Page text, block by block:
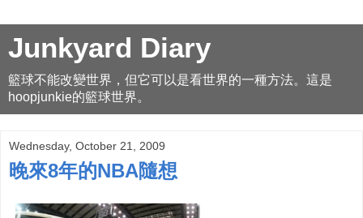
Junkyard Diary
籃球不能改變世界，但它可以是看世界的一種方法。這是
hoopjunkie的籃球世界。
Wednesday, October 21, 2009
晚來8年的NBA隨想